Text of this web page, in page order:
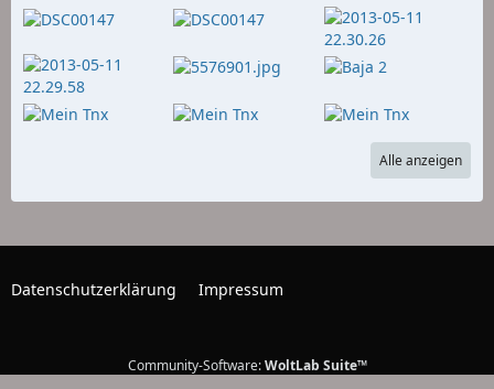
Alle anzeigen
Datenschutzerklärung Impressum
Community-Software:WoltLab Suite™